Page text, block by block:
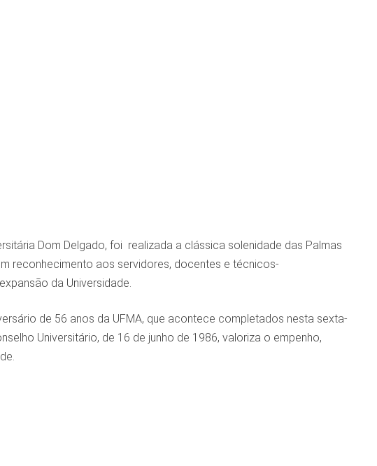
Dom Delgado, foi realizada a clássica solenidade das Palmas
reconhecimento aos servidores, docentes e técnicos-
da Universidade.
de 56 anos da UFMA, que acontece completados nesta sexta-
Universitário, de 16 de junho de 1986, valoriza o empenho,